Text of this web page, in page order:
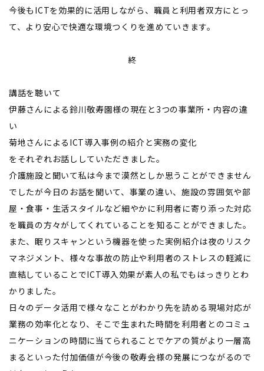
今後もICTを効果的に活用しながら、職員と利用者双方にとっ
て、より安心で快適な環境つくりを進めていきます。
終
講話を聴いて
伊藤さんによる鈴川敬寿園様の現在と3つの事業所・内容の違
い
菊地さんによるICT導入事例の紹介と実務の変化
をそれぞれお話ししていただきました。
介護施設と聞いて私は今まで漠然としか思うことができません
でしたが今日のお話を聞いて、事業の違い、施設の雰囲気や部
屋・食事・生活スタイルなど細やかに利用者に寄り添った対応
を職員の方々がしてくれていることを知ることができました。
また、眠りスキャンという機器を使った実例紹介は夜のリスク
マネジメント、様々な事故の防止や利用者のストレスの軽減に
直結していることでICT導入効果が素人の私でもはっきりとわ
かりました。
日々のデータ活用で様々なことがわかり先を読める現場対応が
業務の効率化となり、そこで生まれた時間を利用者とのコミュ
ニケーションの時間に当てられることでケアの質がより一層高
まるといった付加価値が今後の敬寿会様の発展につながるので